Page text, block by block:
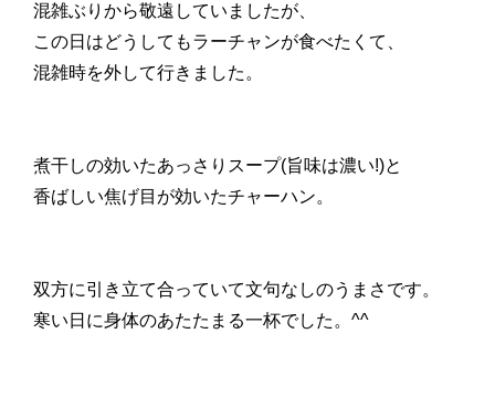
混雑ぶりから敬遠していましたが、
この日はどうしてもラーチャンが食べたくて、
混雑時を外して行きました。
煮干しの効いたあっさりスープ(旨味は濃い!)と
香ばしい焦げ目が効いたチャーハン。
双方に引き立て合っていて文句なしのうまさです。
寒い日に身体のあたたまる一杯でした。^^